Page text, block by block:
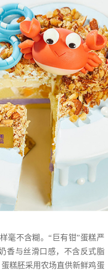
毫不含糊。“巨有钳”蛋糕严
香与丝滑口感，不含反式脂
糕胚采用农场直供新鲜鸡蛋